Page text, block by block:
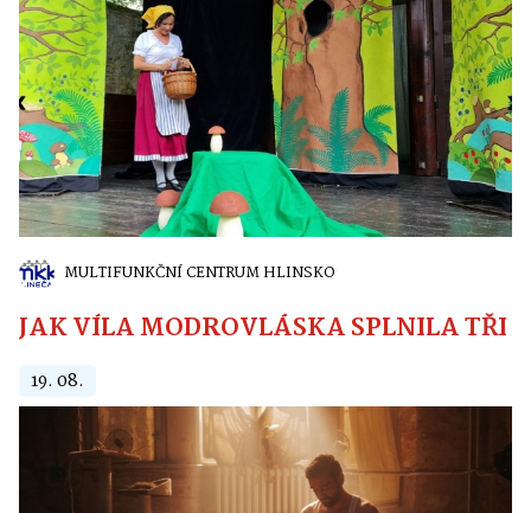
MULTIFUNKČNÍ CENTRUM HLINSKO
JAK VÍLA MODROVLÁSKA SPLNILA
19. 08.